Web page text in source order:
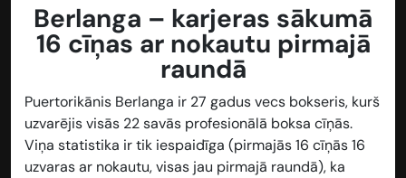
Berlanga – karjeras sākumā
16 cīņas ar nokautu pirmajā
raundā
Puertorikānis Berlanga ir 27 gadus vecs bokseris, kurš
uzvarējis visās 22 savās profesionālā boksa cīņās.
Viņa statistika ir tik iespaidīga (pirmajās 16 cīņās 16
uzvaras ar nokautu, visas jau pirmajā raundā), ka